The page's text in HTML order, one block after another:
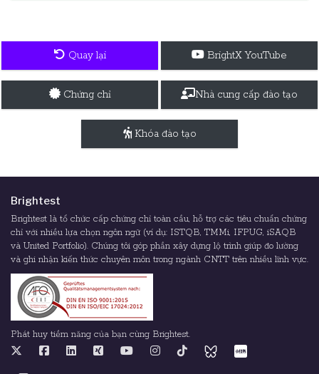
Quay lại BrightX YouTube
Chứng chỉ Nhà cung cấp đào tạo
Khóa đào tạo
Brightest
Brightest là tổ chức cấp chứng chỉ toàn cầu, hỗ trợ các tiêu chuẩn chứng
chỉ với nhiều lựa chọn ngôn ngữ (ví dụ: ISTQB, TMMi, IFPUG, iSAQB
và United Portfolio). Chúng tôi góp phần xây dựng lộ trình giúp đo lường
và ghi nhận kiến thức chuyên môn trong ngành CNTT trên nhiều lĩnh vực.
Phát huy tiềm năng của bạn cùng Brightest.